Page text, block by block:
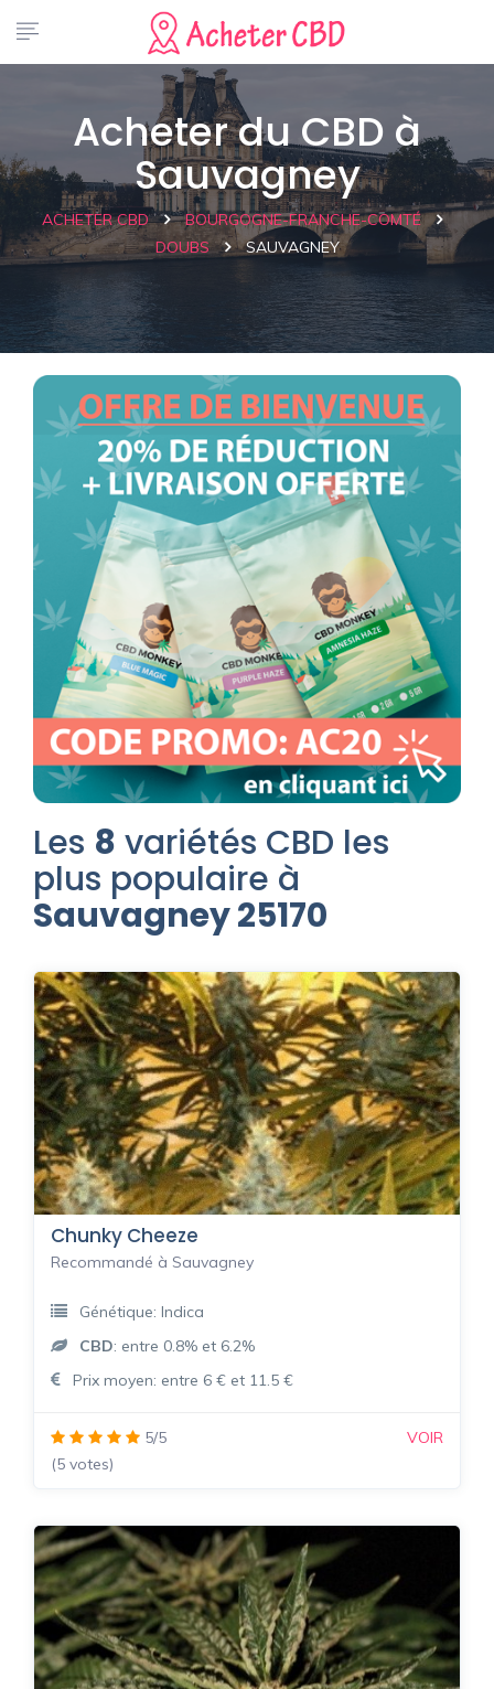
Acheter du CBD à
Sauvagney
ACHETER CBD
BOURGOGNE-FRANCHE-COMTÉ
DOUBS
SAUVAGNEY
Les 8 variétés CBD les
plus populaire à
Sauvagney 25170
Chunky Cheeze
Recommandé à Sauvagney
Génétique: Indica
CBD: entre 0.8% et 6.2%
Prix moyen: entre 6 € et 11.5 €
5/5
(5 votes)
VOIR